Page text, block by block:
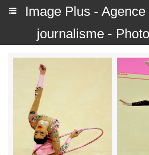
Image Plus -
journalisme -